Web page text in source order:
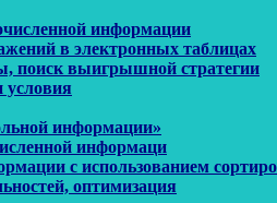
информации
в электронных таблицах
поиск выигрышной стратегии
условия
информации»
информаци
с использованием
оптимизация